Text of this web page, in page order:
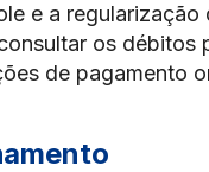
e a
os débitos
de pagamento